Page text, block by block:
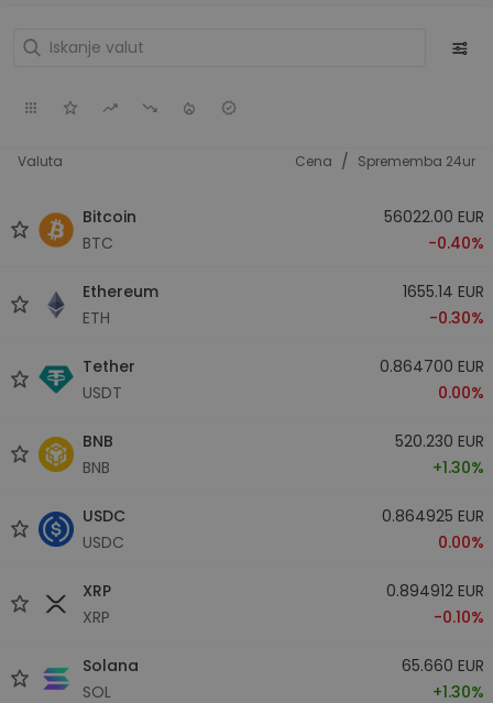
Valuta Cena / Sprememba 24ur
Bitcoin
BTC
56022.00 EUR
-0.40%
Ethereum
ETH
1655.14 EUR
-0.30%
Tether
USDT
0.864700 EUR
0.00%
BNB
BNB
520.230 EUR
+1.30%
USDC
USDC
0.864925 EUR
0.00%
XRP
XRP
0.894912 EUR
-0.10%
Solana
SOL
65.660 EUR
+1.30%